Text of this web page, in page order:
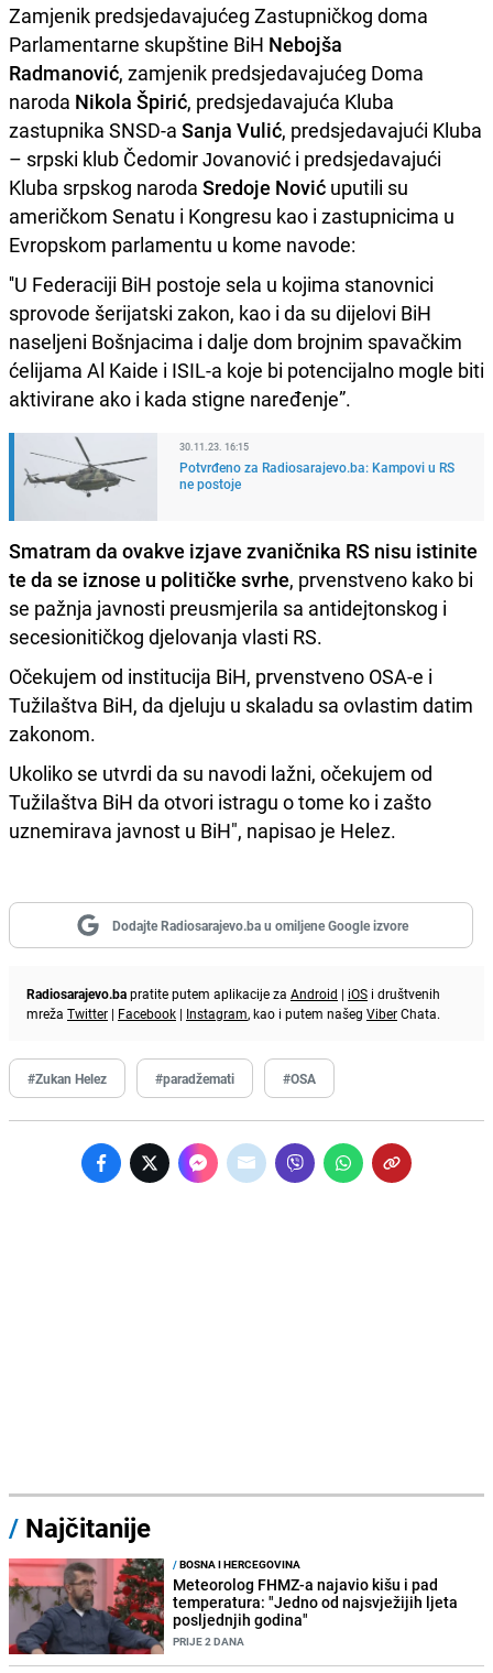
Zamjenik predsjedavajućeg Zastupničkog doma
Parlamentarne skupštine BiH Nebojša
Radmanović, zamjenik predsjedavajućeg Doma
naroda Nikola Špirić, predsjedavajuća Kluba
zastupnika SNSD-a Sanja Vulić, predsjedavajući Kluba
– srpski klub Čedomir Јovanović i predsjedavajući
Kluba srpskog naroda Sredoje Nović uputili su
američkom Senatu i Kongresu kao i zastupnicima u
Evropskom parlamentu u kome navode:
''U Federaciji BiH postoje sela u kojima stanovnici
sprovode šerijatski zakon, kao i da su dijelovi BiH
naseljeni Bošnjacima i dalje dom brojnim spavačkim
ćelijama Al Kaide i ISIL-a koje bi potencijalno mogle biti
aktivirane ako i kada stigne naređenje”.
30.11.23. 16:15
Potvrđeno za Radiosarajevo.ba: Kampovi u RS
ne postoje
Smatram da ovakve izjave zvaničnika RS nisu istinite
te da se iznose u političke svrhe, prvenstveno kako bi
se pažnja javnosti preusmjerila sa antidejtonskog i
secesionitičkog djelovanja vlasti RS.
Očekujem od institucija BiH, prvenstveno OSA-e i
Tužilaštva BiH, da djeluju u skaladu sa ovlastim datim
zakonom.
Ukoliko se utvrdi da su navodi lažni, očekujem od
Tužilaštva BiH da otvori istragu o tome ko i zašto
uznemirava javnost u BiH", napisao je Helez.
Dodajte Radiosarajevo.ba u omiljene Google izvore
Radiosarajevo.bapratite putem aplikacije za Android | iOS i društvenih
mreža Twitter | Facebook | Instagram, kao i putem našeg ViberChata.
#Zukan Helez #paradžemati #OSA
/ Najčitanije
/BOSNA I HERCEGOVINA
Meteorolog FHMZ-a najavio kišu i pad
temperatura: "Jedno od najsvježijih ljeta
posljednjih godina"
PRIJE 2 DANA